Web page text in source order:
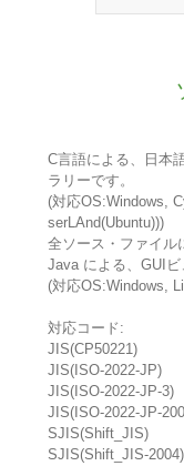
C言語による、日本
ラリーです。
(対応OS:Windows,
serLAnd(Ubuntu)))
全ソース・ファイル
Java による、GUI
(対応OS:Windows,
対応コード:
JIS(CP50221)
JIS(ISO-2022-JP)
JIS(ISO-2022-JP-3)
JIS(ISO-2022-JP-
SJIS(Shift_JIS)
SJIS(Shift_JIS-2004)